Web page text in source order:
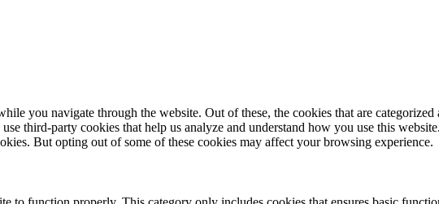
you navigate through the website. Out of these, the cookies that are categorized
third-party cookies that help us analyze and understand how you use this
But opting out of some of these cookies may affect your browsing experience.